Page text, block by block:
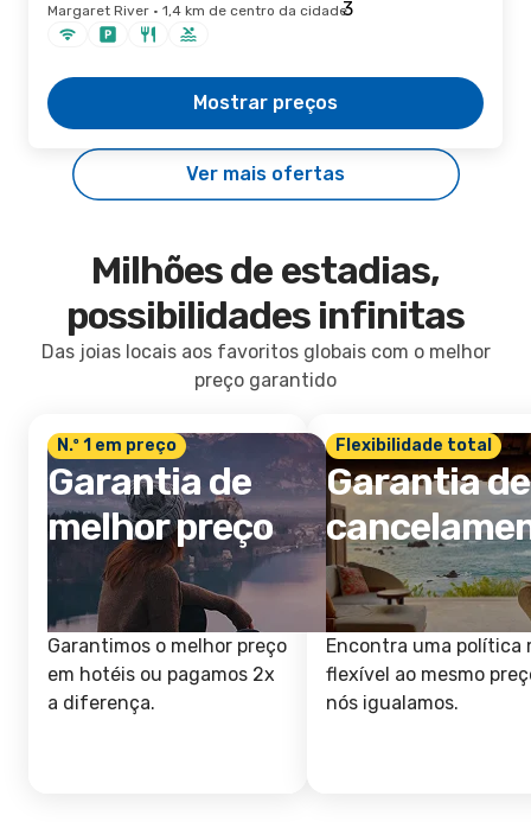
Margaret River · 1,4 km de centro da cidade
Mostrar preços
Ver mais ofertas
Milhões de estadias,
possibilidades infinitas
Das joias locais aos favoritos globais com o melhor
preço garantido
N.º 1 em preço
Garantia de
melhor preço
Garantimos o melhor preço
em hotéis ou pagamos 2x
a diferença.
Flexibilidade total
Garantia de
Encontra uma política
flexível ao mesmo
nós igualamos.